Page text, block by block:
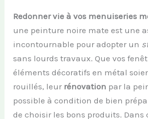
Redonner vie à vos menuiseries
une peinture noire mate est une
incontournable pour adopter un
sans lourds travaux. Que vos
éléments décoratifs en métal
rouillés, leur rénovation par la
possible à condition de bien
de choisir les bons produits. Dans